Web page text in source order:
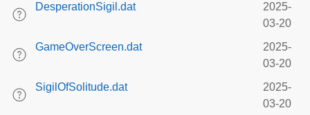
DesperationSigil.dat
2025-
03-20
GameOverScreen.dat
2025-
03-20
SigilOfSolitude.dat
2025-
03-20